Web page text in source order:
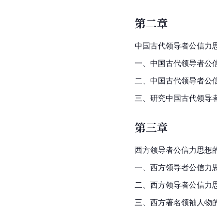
第二章
中国古代领导者公信力
一、中国古代领导者公
二、中国古代领导者公
三、研究中国古代领导
第三章
西方领导者公信力思想
一、西方领导者公信力
二、西方领导者公信力
三、西方著名领袖人物